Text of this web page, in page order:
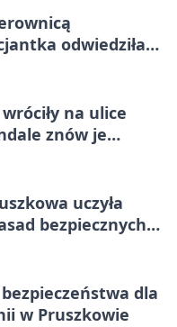
odwiedziła
na ulice
znów je
uczyła
bezpiecznych
dla
w Pruszkowie